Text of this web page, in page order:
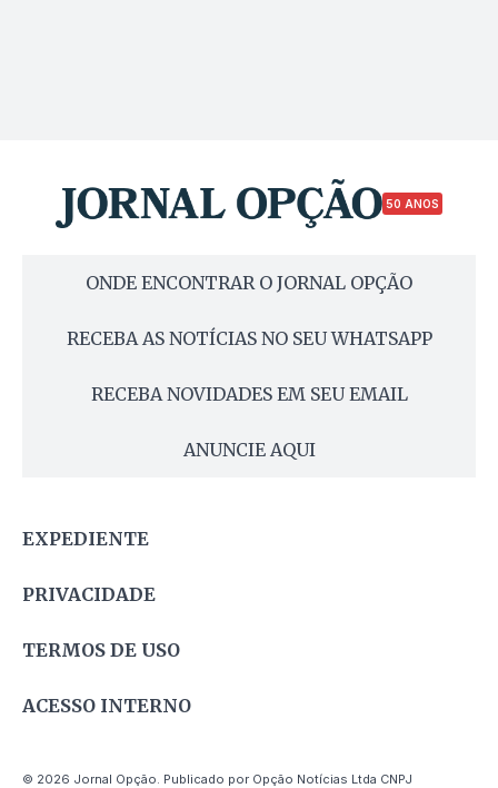
50 ANOS
ONDE ENCONTRAR O JORNAL OPÇÃO
RECEBA AS NOTÍCIAS NO SEU WHATSAPP
RECEBA NOVIDADES EM SEU EMAIL
ANUNCIE AQUI
EXPEDIENTE
PRIVACIDADE
TERMOS DE USO
ACESSO INTERNO
© 2026 Jornal Opção. Publicado por Opção Notícias Ltda CNPJ